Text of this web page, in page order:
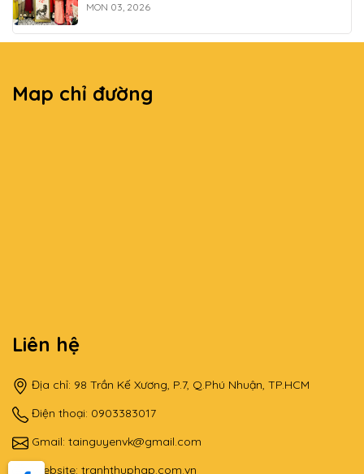
MON 03, 2026
Map chỉ đường
Liên hệ
Địa chỉ: 98 Trần Kế Xương, P.7, Q.Phú Nhuận, TP.HCM
Điện thoại: 0903383017
Gmail: tainguyenvk@gmail.com
Website: tranhthuphap.com.vn